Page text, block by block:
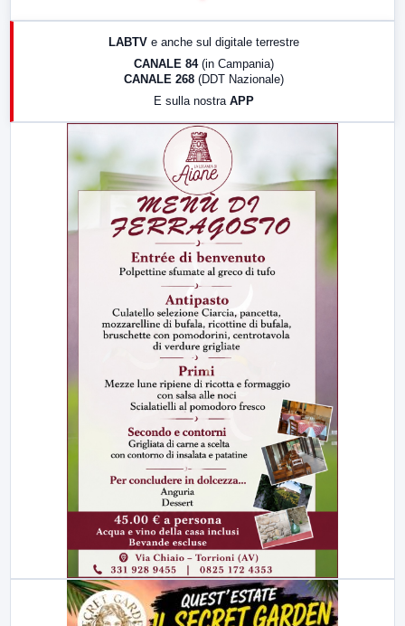
17:00 LabNews (replica)
LABTV e anche sul digitale terrestre
CANALE 84 (in Campania)
CANALE 268 (DDT Nazionale)
E sulla nostra APP